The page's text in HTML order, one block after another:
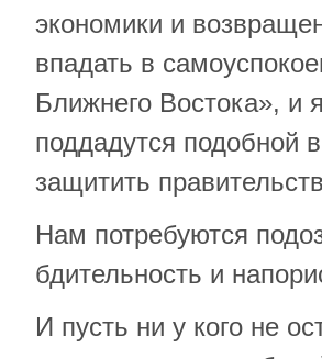
экономики и
впадать в
Ближнего Востока», и
поддадутся подобной
защитить
Нам потребуются
бдительность и
И пусть ни у кого не